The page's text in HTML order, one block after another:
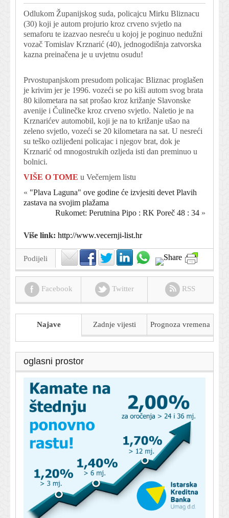
Odlukom Županijskog suda, policajcu Mirku Bliznacu
(30) koji je autom projurio kroz crveno svjetlo na
semaforu te izazvao nesreću u kojoj je poginuo nedužni
vozač Tomislav Krznarić (40), jednogodišnja zatvorska
kazna preinačena je u uvjetnu osudu!
Prvostupanjskom presudom policajac Bliznac proglašen
je krivim jer je 1996. vozeći se po kiši autom svog brata
80 kilometara na sat prošao kroz križanje Slavonske
avenije i Čulinečke kroz crveno svjetlo. Naletio je na
Krznarićev automobil, koji je na to križanje ušao na
zeleno svjetlo, vozeći se 20 kilometara na sat. U nesreći
su teško ozlijeđeni policajac i njegov brat, dok je
Krznarić od mnogostrukih ozljeda isti dan preminuo u
bolnici.
VIŠE O TOME u Večernjem listu
« "Plava Laguna" ove godine će izvjesiti devet Plavih
zastava na svojim plažama
Rukomet: Perutnina Pipo : RK Poreč 48 : 34 »
Više link: http://www.vecernji-list.hr
Podijeli
Facebook Twitter RSS
Najave Zadnje vijesti Prognoza vremena
oglasni prostor